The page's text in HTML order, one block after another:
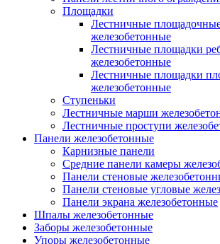
Площадки
Лестничные
железобетонные
Лестничные площадки
железобетонные
Лестничные площадки
железобетонные
Ступеньки
Лестничные марши
Лестничные проступи
Панели железобетонные
Карнизные панели
Средние панели камеры
Панели стеновые
Панели стеновые угловые
Панели экрана железобетонные
Шпалы железобетонные
Заборы железобетонные
Упоры железобетонные